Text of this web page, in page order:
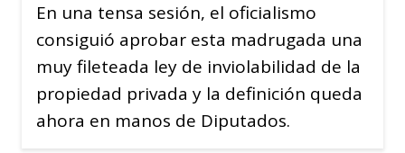
En una tensa sesión, el oficialismo
consiguió aprobar esta madrugada una
muy fileteada ley de inviolabilidad de la
propiedad privada y la definición queda
ahora en manos de Diputados.